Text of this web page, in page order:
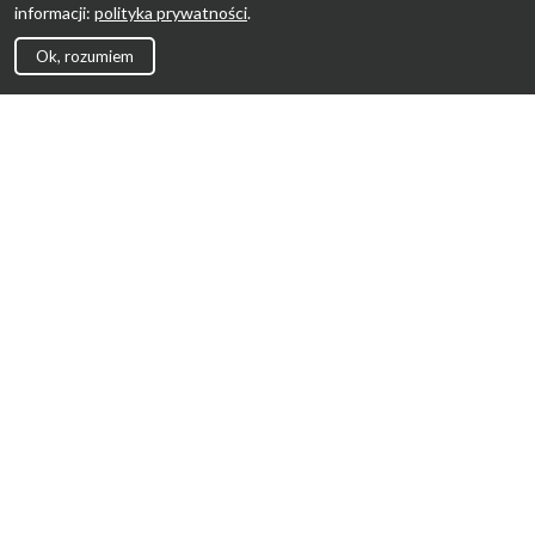
informacji: polityka prywatności.
Ok, rozumiem